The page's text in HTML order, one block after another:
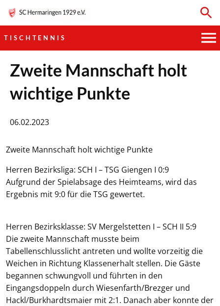
TISCHTENNIS
HAUPTVEREIN
SPORTKEGELN
TISCHTENNIS
BOGENSCHIESSEN
Zweite Mannschaft holt
wichtige Punkte
06.02.2023
Zweite Mannschaft holt wichtige Punkte
Herren Bezirksliga: SCH I – TSG Giengen I 0:9
Aufgrund der Spielabsage des Heimteams, wird das
Ergebnis mit 9:0 für die TSG gewertet.
Herren Bezirksklasse: SV Mergelstetten I – SCH II 5:9
Die zweite Mannschaft musste beim
Tabellenschlusslicht antreten und wollte vorzeitig die
Weichen in Richtung Klassenerhalt stellen. Die Gäste
begannen schwungvoll und führten in den
Eingangsdoppeln durch Wiesenfarth/Brezger und
Hackl/Burkhardtsmaier mit 2:1. Danach aber konnte der